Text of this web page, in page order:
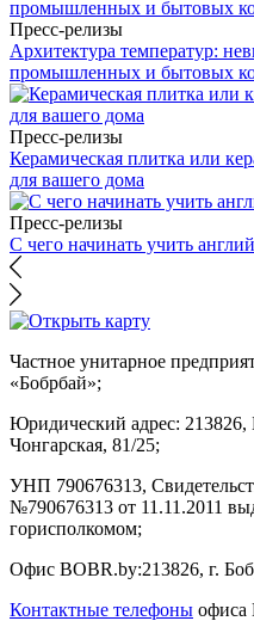
Пресс-релизы
Архитектура температур:
промышленных и бытовых
Пресс-релизы
Керамическая плитка или
для вашего дома
Пресс-релизы
С чего начинать учить
Частное унитарное
«Бобрбай»;
Юридический адрес: 213826,
Чонгарская, 81/25;
УНП 790676313,
№790676313 от 11.11.2011
горисполкомом;
Офис BOBR.by:213826, г.
Контактные телефоны офиса